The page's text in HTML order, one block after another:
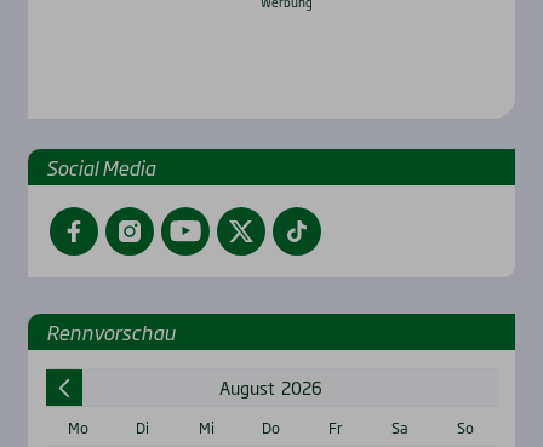
Social Media
FacebookInstagramYouTubeTwitterTikTok
Renn­vor­schau
August 2026
Mo Di Mi Do Fr Sa
So